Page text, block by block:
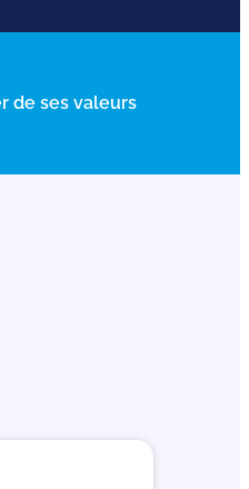
de ses valeurs